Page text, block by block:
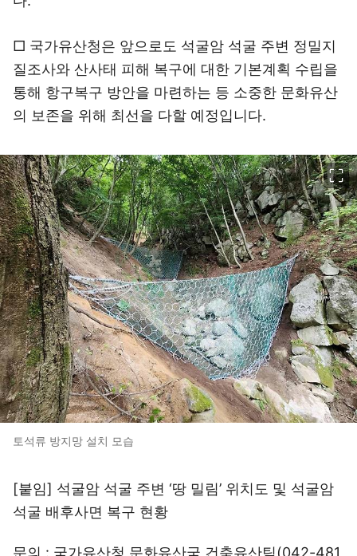
□ 국가유산청은 앞으로도 석굴암 석굴 주변 정밀지
질조사와 산사태 피해 복구에 대한 기본계획 수립을
통해 항구복구 방안을 마련하는 등 소중한 문화유산
의 보존을 위해 최선을 다할 예정입니다.
토석류 방지망 설치 모습
[붙임] 석굴암 석굴 주변 ‘땅 밀림’ 위치도 및 석굴암
석굴 배후사면 복구 현황
문의 : 국가유산청 문화유산국 건축유산팀(042-481